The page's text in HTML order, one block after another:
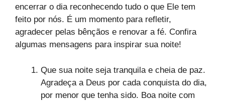
encerrar o dia reconhecendo tudo o que Ele tem
feito por nós. É um momento para refletir,
agradecer pelas bênçãos e renovar a fé. Confira
algumas mensagens para inspirar sua noite!
Que sua noite seja tranquila e cheia de paz.
Agradeça a Deus por cada conquista do dia,
por menor que tenha sido. Boa noite com